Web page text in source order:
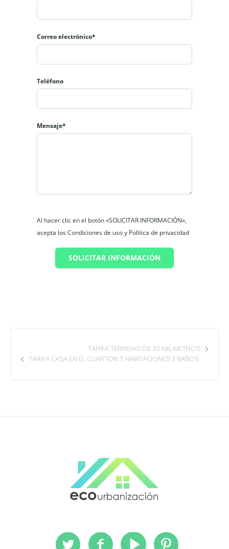
Correo electrónico*
Teléfono
Mensaje*
Al hacer clic en el botón «SOLICITAR INFORMACIÓN»,
acepta los Condiciones de uso y Política de privacidad
SOLICITAR INFORMACIÓN
TARIFA TERRENO DE 30 MIL METROS
TARIFA CASA EN EL CUARTON 5 HABITACIONES 3 BAÑOS